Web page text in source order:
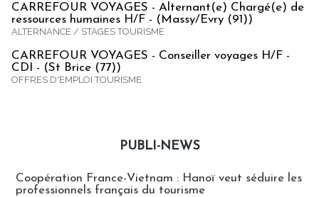
CARREFOUR VOYAGES - Alternant(e) Chargé(e) de
ressources humaines H/F - (Massy/Evry (91))
ALTERNANCE / STAGES TOURISME
CARREFOUR VOYAGES - Conseiller voyages H/F -
CDI - (St Brice (77))
OFFRES D'EMPLOI TOURISME
PUBLI-NEWS
Coopération France-Vietnam : Hanoï veut séduire les
professionnels français du tourisme